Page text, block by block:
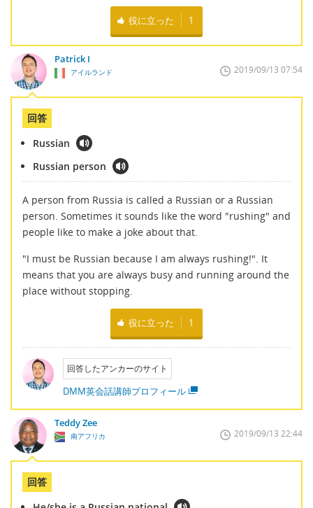
役に立った 1
Patrick I
アイルランド 2019/09/13 07:54
回答
Russian
Russian person
A person from Russia is called a Russian or a Russian
person. Sometimes it sounds like the word "rushing" and
people like to make a joke about that.
"I must be Russian because I am always rushing!". It
means that you are always busy and running around the
place without stopping.
役に立った 1
回答したアンカーのサイト
DMM英会話講師プロフィール
Teddy Zee
南アフリカ 2019/09/13 22:44
回答